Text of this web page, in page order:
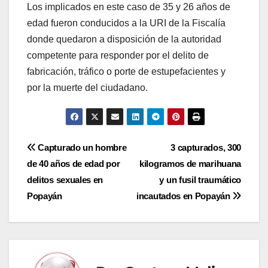
Los implicados en este caso de 35 y 26 años de
edad fueron conducidos a la URI de la Fiscalía
donde quedaron a disposición de la autoridad
competente para responder por el delito de
fabricación, tráfico o porte de estupefacientes y
por la muerte del ciudadano.
Navegación
de
entradas
3 capturados, 300
kilogramos de marihuana
y un fusil traumático
incautados en Popayán
Capturado un hombre
de 40 años de edad por
delitos sexuales en
Popayán